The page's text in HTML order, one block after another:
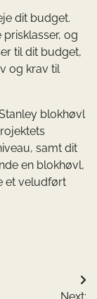
dit budget.
og
til dit budget,
og krav til
blokhøvl
samt dit
en blokhøvl,
et veludført